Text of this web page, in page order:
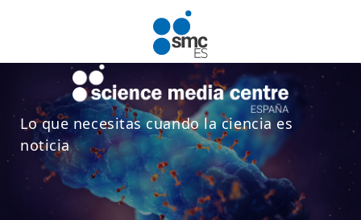
Pasar al contenido principal
Lo que necesitas cuando la ciencia es
noticia